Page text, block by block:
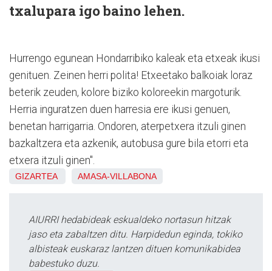
txalupara igo baino lehen.
Hurrengo egunean Hondarribiko kaleak eta etxeak ikusi
genituen. Zeinen herri polita! Etxeetako balkoiak loraz
beterik zeuden, kolore biziko koloreekin margoturik.
Herria inguratzen duen harresia ere ikusi genuen,
benetan harrigarria. Ondoren, aterpetxera itzuli ginen
bazkaltzera eta azkenik, autobusa gure bila etorri eta
etxera itzuli ginen".
GIZARTEA AMASA-VILLABONA
AIURRI hedabideak eskualdeko nortasun hitzak
jaso eta zabaltzen ditu. Harpidedun eginda, tokiko
albisteak euskaraz lantzen dituen komunikabidea
babestuko duzu.